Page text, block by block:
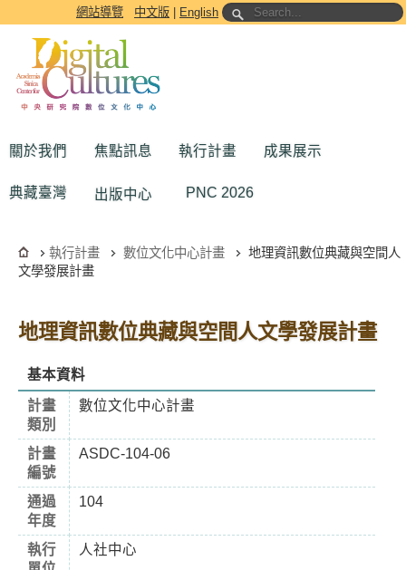
跳到主要內容區塊網站導覽 中文版 English
關於我們 焦點訊息 執行計畫 成果展示
典藏臺灣 出版中心 PNC 2026
執行計畫 數位文化中心計畫
地理資訊數位典藏與空間人
文學發展計畫
地理資訊數位典藏與空間人文學發展計畫
基本資料
計畫
類別
數位文化中心計畫
計畫
編號
ASDC-104-06
通過
年度
104
執行
人社中心